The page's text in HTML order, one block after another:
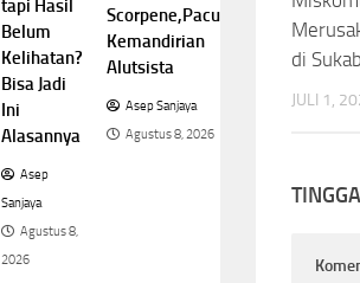
di
JULI 1,
tapi Hasil
Belum
Kelihatan?
Bisa Jadi
Ini
Alasannya
Asep
Sanjaya
Agustus 8,
2026
Scorpene,Pacu
Kemandirian
Alutsista
Asep Sanjaya
Agustus 8, 2026